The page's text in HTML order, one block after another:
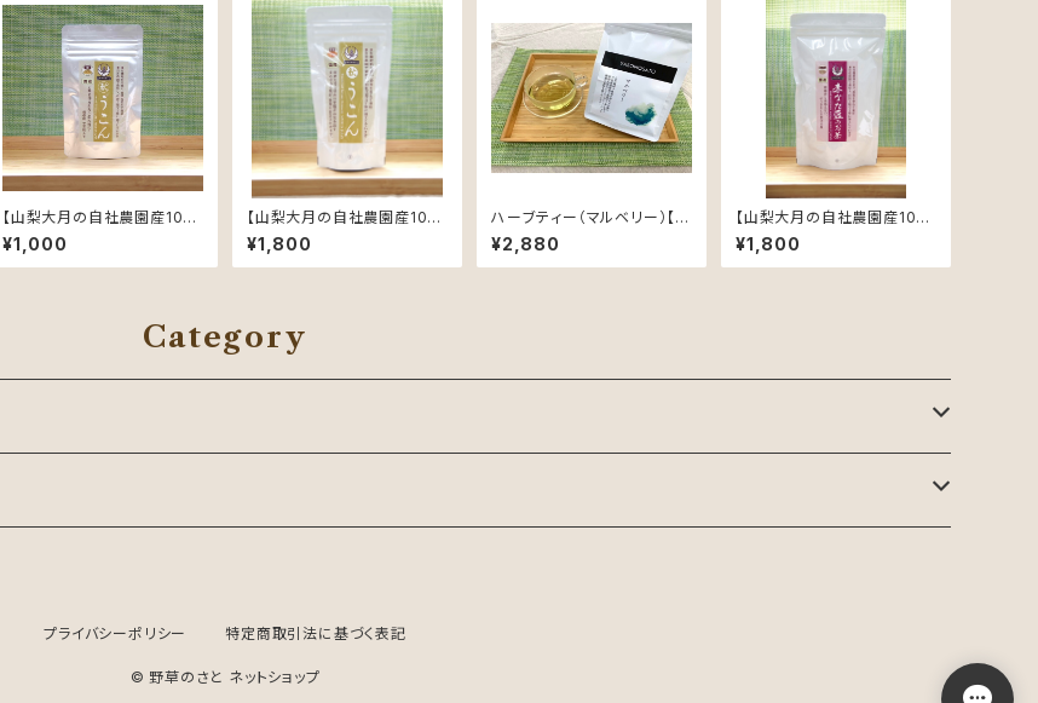
【山梨大月の自社農園産10
0%】【農薬不使用】秋ウコン1
00粒 【お試しサイズ】
¥1,000
【山梨大月の自社農園産10
0%】【農薬不使用】秋ウコン粉
末100g【お茶やカレーに】
¥1,800
ハーブティー（マルベリー）【国
内自社農園産、農薬不使用、
植物由来素材のティーバック】
¥2,880
【山梨大月の自社農園産10
0%】【農薬不使用】赤なた豆
茶4gｘ20包 【ティーバック
入り】
¥1,800
Category
プライバシーポリシー 特定商取引法に基づく表記
© 野草のさと ネットショップ